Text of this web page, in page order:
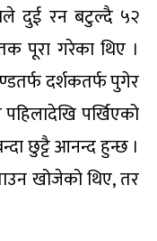
दुई रन बटुल्दै ५२
पूरा गरेका थिए ।
दर्शकतर्फ पुगेर
पर्खिएको
छुट्टै आनन्द हुन्छ ।
खोजेको थिए, तर